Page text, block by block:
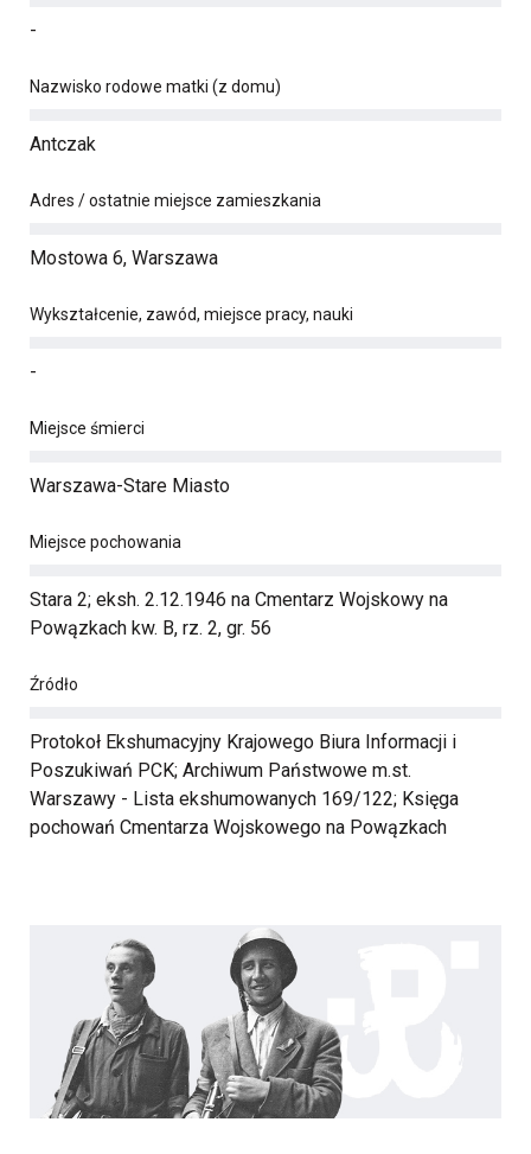
-
Nazwisko rodowe matki (z domu)
Antczak
Adres / ostatnie miejsce zamieszkania
Mostowa 6, Warszawa
Wykształcenie, zawód, miejsce pracy, nauki
-
Miejsce śmierci
Warszawa-Stare Miasto
Miejsce pochowania
Stara 2; eksh. 2.12.1946 na Cmentarz Wojskowy na
Powązkach kw. B, rz. 2, gr. 56
Źródło
Protokoł Ekshumacyjny Krajowego Biura Informacji i
Poszukiwań PCK; Archiwum Państwowe m.st.
Warszawy - Lista ekshumowanych 169/122; Księga
pochowań Cmentarza Wojskowego na Powązkach